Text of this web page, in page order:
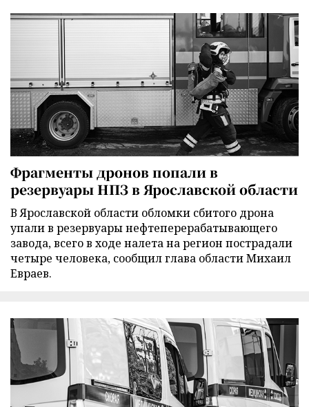
Фрагменты дронов попали в
резервуары НПЗ в Ярославской области
В Ярославской области обломки сбитого дрона
упали в резервуары нефтеперерабатывающего
завода, всего в ходе налета на регион пострадали
четыре человека, сообщил глава области Михаил
Евраев.